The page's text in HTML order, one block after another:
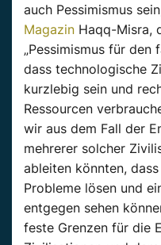
auch Pessimismus
Magazin Haqq-Misra,
„Pessimismus für den
dass technologische
kurzlebig sein und
Ressourcen
wir aus dem Fall der
mehrerer solcher
ableiten könnten,
Probleme lösen und
entgegen sehen
feste Grenzen für die